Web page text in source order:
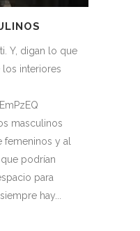
Y, digan lo que
los interiores
masculinos
femeninos y al
podrían
para
hay...